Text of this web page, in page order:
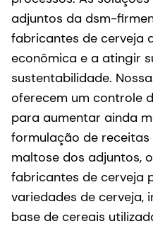
adjuntos da dsm-
fabricantes de cerveja
econômica e a atingir
sustentabilidade.
oferecem um controle
para aumentar ainda
formulação de
maltose dos adjuntos,
fabricantes de cerveja
variedades de cerveja,
base de cereais